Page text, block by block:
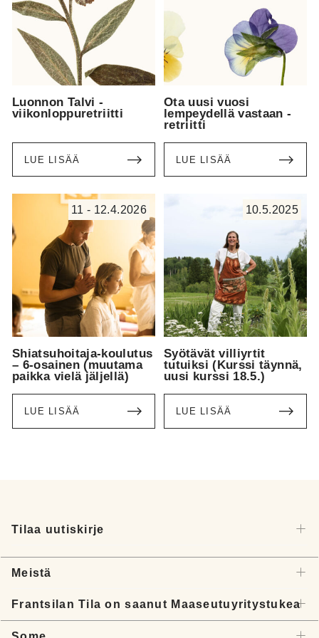
Luonnon Talvi -
viikonloppuretriitti
LUE LISÄÄ
Ota uusi vuosi
lempeydellä vastaan -
retriitti
LUE LISÄÄ
11 - 12.4.2026
Shiatsuhoitaja-koulutus
– 6-osainen (muutama
paikka vielä jäljellä)
LUE LISÄÄ
10.5.2025
Syötävät villiyrtit
tutuiksi (Kurssi täynnä,
uusi kurssi 18.5.)
LUE LISÄÄ
Meistä
Frantsilan Tila on saanut Maaseutuyritystukea
Tilaa uutiskirje